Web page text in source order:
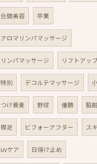
合間美容 卒業
アロマリンパマッサージ
リンパマッサージ リフトアッ
特別 デコルテマッサージ
つけ蕎麦 野球 優勝 脇
襟足 ビフォーアフター ス
uvケア 日焼け止め